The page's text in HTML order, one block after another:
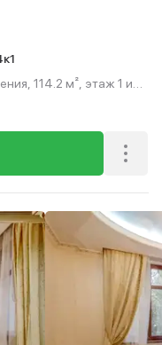
114.2 м², этаж 1 из